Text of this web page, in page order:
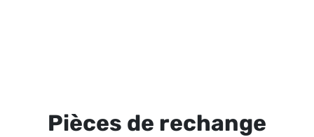
Pièces de rechange